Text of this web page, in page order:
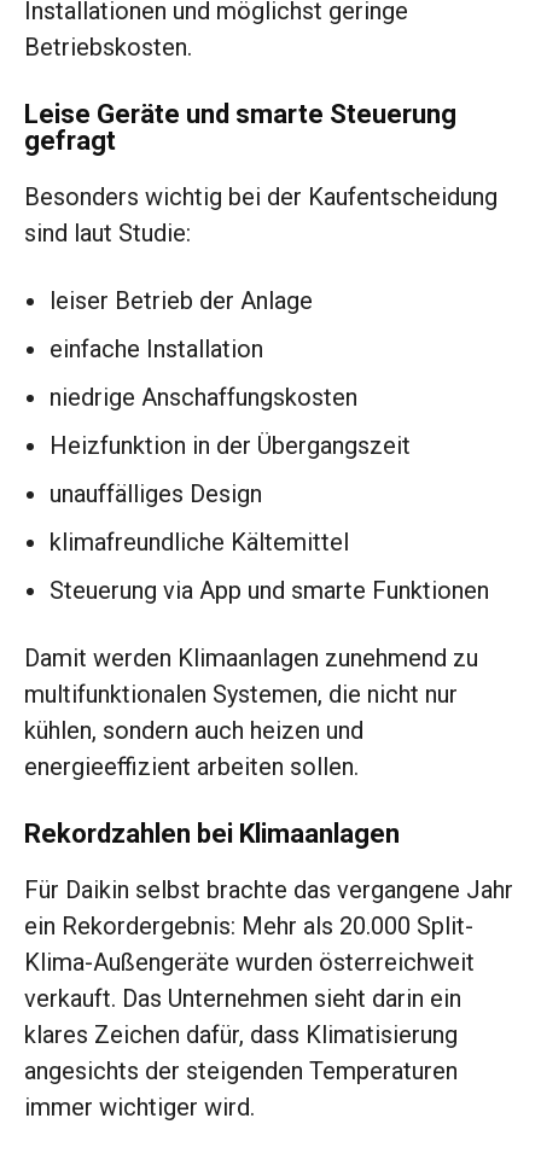
Installationen und möglichst geringe
Betriebskosten.
Leise Geräte und smarte Steuerung
gefragt
Besonders wichtig bei der Kaufentscheidung
sind laut Studie:
leiser Betrieb der Anlage
einfache Installation
niedrige Anschaffungskosten
Heizfunktion in der Übergangszeit
unauffälliges Design
klimafreundliche Kältemittel
Steuerung via App und smarte Funktionen
Damit werden Klimaanlagen zunehmend zu
multifunktionalen Systemen, die nicht nur
kühlen, sondern auch heizen und
energieeffizient arbeiten sollen.
Rekordzahlen bei Klimaanlagen
Für Daikin selbst brachte das vergangene Jahr
ein Rekordergebnis: Mehr als 20.000 Split-
Klima-Außengeräte wurden österreichweit
verkauft. Das Unternehmen sieht darin ein
klares Zeichen dafür, dass Klimatisierung
angesichts der steigenden Temperaturen
immer wichtiger wird.